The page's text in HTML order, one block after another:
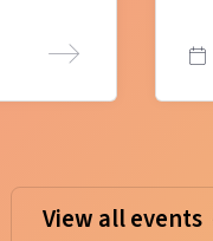
View all events